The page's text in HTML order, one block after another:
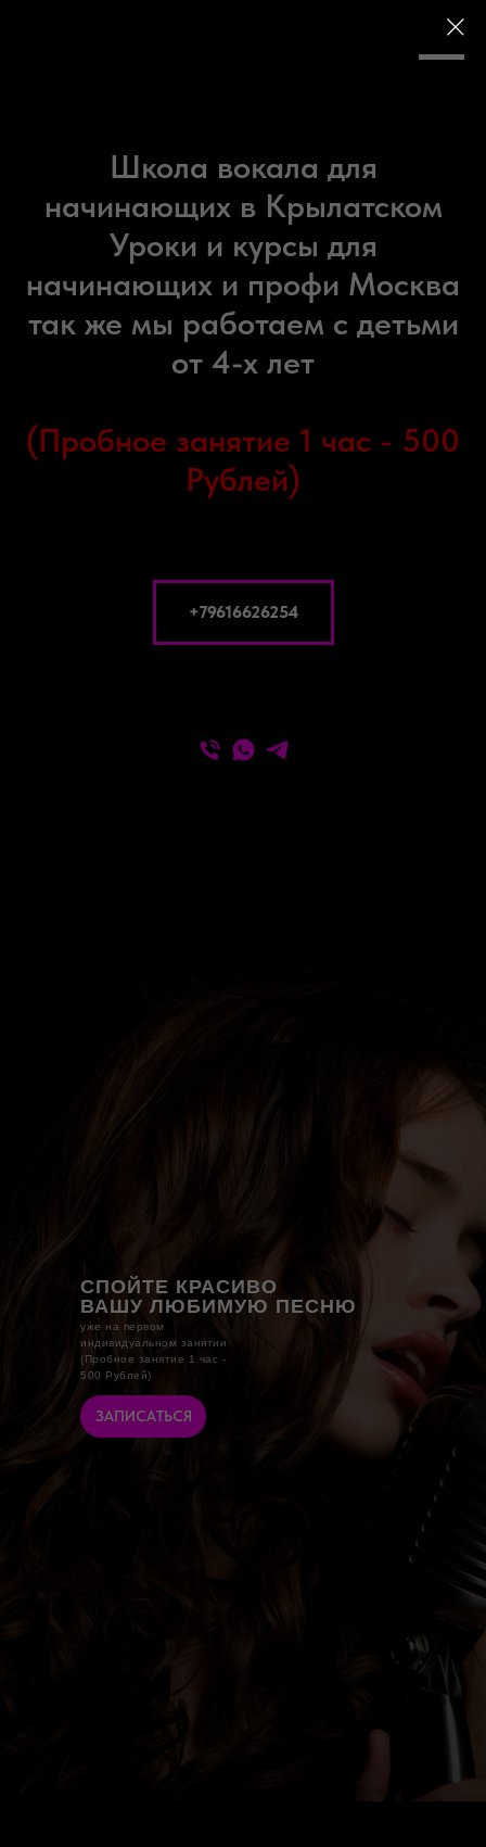
Школа вокала для
начинающих в Крылатском
Уроки и курсы для
начинающих и профи Москва
так же мы работаем с детьми
от 4-х лет
(Пробное занятие 1 час - 500
Рублей)
+79616626254
СПОЙТЕ КРАСИВО
ВАШУ ЛЮБИМУЮ ПЕСНЮ
уже на первом
индивидуальном занятии
(Пробное занятие 1 час -
500 Рублей)
ЗАПИСАТЬСЯ